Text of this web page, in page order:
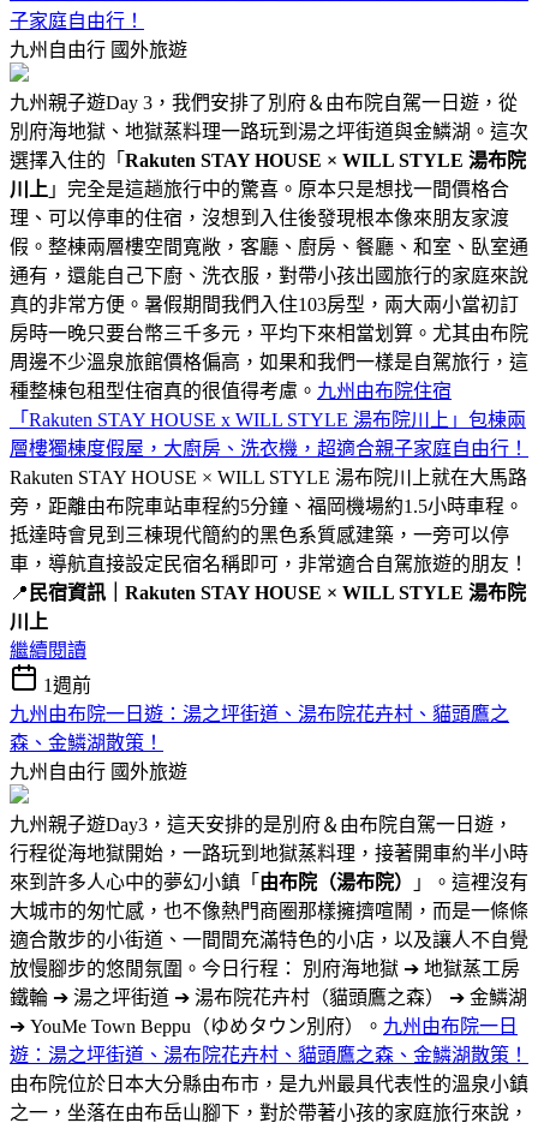
子家庭自由行！
九州自由行 國外旅遊
九州親子遊Day 3，我們安排了別府＆由布院自駕一日遊，從
別府海地獄、地獄蒸料理一路玩到湯之坪街道與金鱗湖。這次
選擇入住的「 Rakuten STAY HOUSE × WILL STYLE 湯布院
川上 」完全是這趟旅行中的驚喜。原本只是想找一間價格合
理、可以停車的住宿，沒想到入住後發現根本像來朋友家渡
假。整棟兩層樓空間寬敞，客廳、廚房、餐廳、和室、臥室通
通有，還能自己下廚、洗衣服，對帶小孩出國旅行的家庭來說
真的非常方便。暑假期間我們入住103房型，兩大兩小當初訂
房時一晚只要台幣三千多元，平均下來相當划算。尤其由布院
周邊不少溫泉旅館價格偏高，如果和我們一樣是自駕旅行，這
種整棟包租型住宿真的很值得考慮。 九州由布院住宿
「Rakuten STAY HOUSE x WILL STYLE 湯布院川上」包棟兩
層樓獨棟度假屋，大廚房、洗衣機，超適合親子家庭自由行！
Rakuten STAY HOUSE × WILL STYLE 湯布院川上就在大馬路
旁，距離由布院車站車程約5分鐘、福岡機場約1.5小時車程。
抵達時會見到三棟現代簡約的黑色系質感建築，一旁可以停
車，導航直接設定民宿名稱即可，非常適合自駕旅遊的朋友！
📍 民宿資訊｜Rakuten STAY HOUSE × WILL STYLE 湯布院
川上
繼續閱讀
1週前
九州由布院一日遊：湯之坪街道、湯布院花卉村、貓頭鷹之
森、金鱗湖散策！
九州自由行 國外旅遊
九州親子遊Day3，這天安排的是別府＆由布院自駕一日遊，
行程從海地獄開始，一路玩到地獄蒸料理，接著開車約半小時
來到許多人心中的夢幻小鎮「 由布院（湯布院）
」。這裡沒有
大城市的匆忙感，也不像熱門商圈那樣擁擠喧鬧，而是一條條
適合散步的小街道、一間間充滿特色的小店，以及讓人不自覺
放慢腳步的悠閒氛圍。今日行程： 別府海地獄 ➔ 地獄蒸工房
鐵輪 ➔ 湯之坪街道 ➔ 湯布院花卉村（貓頭鷹之森） ➔ 金鱗湖
➔ YouMe Town Beppu（ゆめタウン別府）。 九州由布院一日
遊：湯之坪街道、湯布院花卉村、貓頭鷹之森、金鱗湖散策！
由布院位於日本大分縣由布市，是九州最具代表性的溫泉小鎮
之一，坐落在由布岳山腳下，對於帶著小孩的家庭旅行來說，